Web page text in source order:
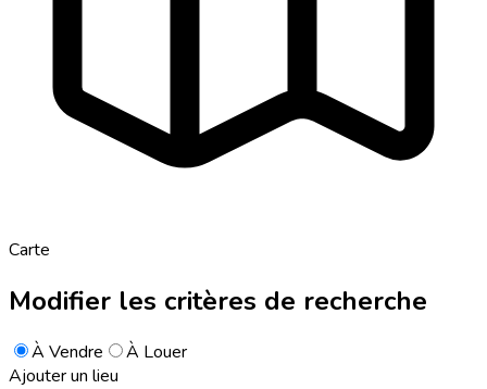
Carte
Modifier les critères de recherche
À Vendre
À Louer
Ajouter un lieu